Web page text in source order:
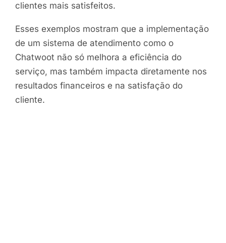
clientes mais satisfeitos.
Esses exemplos mostram que a implementação
de um sistema de atendimento como o
Chatwoot não só melhora a eficiência do
serviço, mas também impacta diretamente nos
resultados financeiros e na satisfação do
cliente.